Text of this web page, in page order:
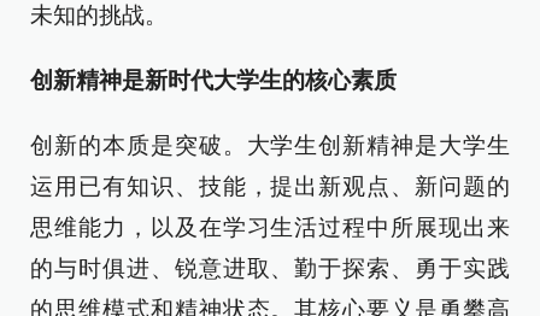
未知的挑战。
创新精神是新时代大学生的核心素质
创新的本质是突破。大学生创新精神是大学生
运用已有知识、技能，提出新观点、新问题的
思维能力，以及在学习生活过程中所展现出来
的与时俱进、锐意进取、勤于探索、勇于实践
的思维模式和精神状态。其核心要义是勇攀高